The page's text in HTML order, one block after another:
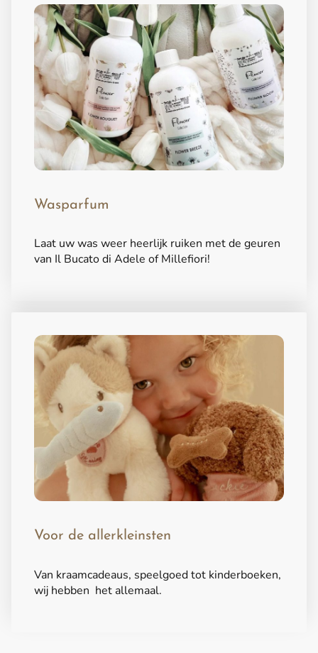
Wasparfum
Laat uw was weer heerlijk ruiken met de geuren
van Il Bucato di Adele of Millefiori!
Voor de allerkleinsten
Van kraamcadeaus, speelgoed tot kinderboeken,
wij hebben het allemaal.